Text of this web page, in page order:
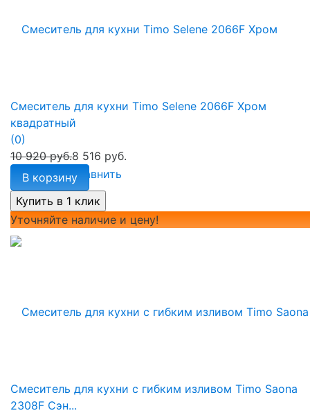
избранное сравнить
Смеситель для кухни Timo Selene 2066F Хром
квадратный
(0)
10 920 руб.8 516 руб.
В корзину
Уточняйте наличие и цену!
Смеситель для кухни с гибким изливом Timo Saona
2308F Сэн...